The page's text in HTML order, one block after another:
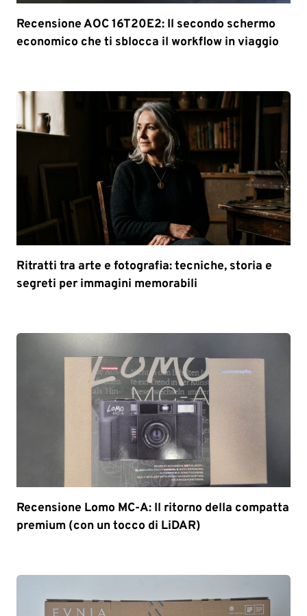
Recensione AOC 16T20E2: Il secondo schermo
economico che ti sblocca il workflow in viaggio
Ritratti tra arte e fotografia: tecniche, storia e
segreti per immagini memorabili
Recensione Lomo MC-A: Il ritorno della compatta
premium (con un tocco di LiDAR)